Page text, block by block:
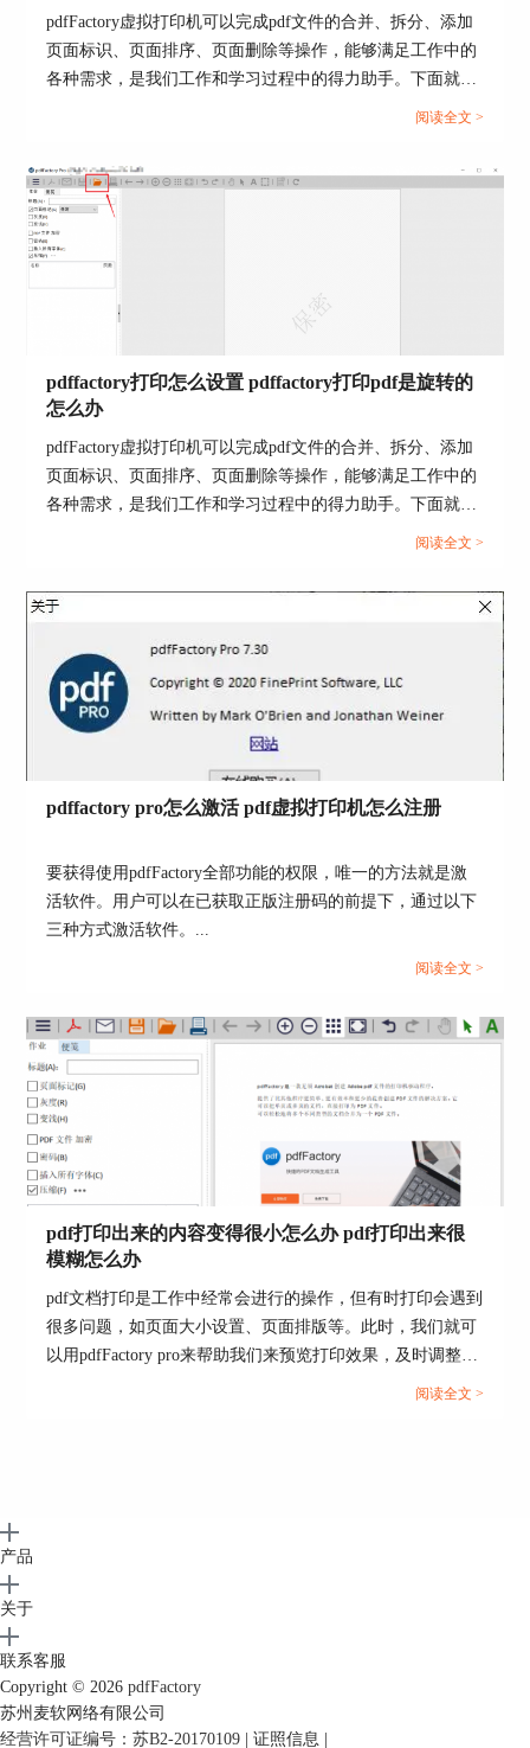
置弹窗。
1.新建标签
图5：新建标签界面
单击“新建”，标签区域内自动生成一个新标签，将
新标签命名为“范本”。右键“范本”，可进行删除、
2.设置水印
图7：设置水印界面
选中“范本”，选中“水印”，于“水印”输入框位置再
图8中暗度的设置为“范本”显示时颜色的深浅度，
最大数值为“100”，颜色较深。最小值为“0”，将不
pdfFactory虚拟打印机可以完成pdf文件的合并、拆分、添加
页面标识、页面排序、页面删除等操作，能够满足工作中的
各种需求，是我们工作和学习过程中的得力助手。下面就来
介绍一下pdffactory打印怎么设置，pdffactory打印pdf是旋转
阅读全文 >
pdffactory打印怎么设置 pdffactory打印pdf是旋转的
怎么办
pdfFactory虚拟打印机可以完成pdf文件的合并、拆分、添加
页面标识、页面排序、页面删除等操作，能够满足工作中的
各种需求，是我们工作和学习过程中的得力助手。下面就来
介绍一下pdffactory打印怎么设置，pdffactory打印pdf是旋转
阅读全文 >
pdffactory pro怎么激活 pdf虚拟打印机怎么注册
要获得使用pdfFactory全部功能的权限，唯一的方法就是激
活软件。用户可以在已获取正版注册码的前提下，通过以下
三种方式激活软件。...
阅读全文 >
pdf打印出来的内容变得很小怎么办 pdf打印出来很
模糊怎么办
pdf文档打印是工作中经常会进行的操作，但有时打印会遇到
很多问题，如页面大小设置、页面排版等。此时，我们就可
以用pdfFactory pro来帮助我们来预览打印效果，及时调整页
面以达到更好的效果。接下来，就来分享一下pdf打印出来的
阅读全文 >
产品
关于
联系客服
Copyright © 2026 pdfFactory
苏州麦软网络有限公司
经营许可证编号：苏B2-20170109
证照信息